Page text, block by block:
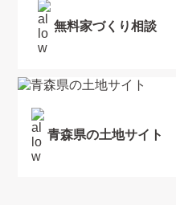
無料家づくり相談
青森県の土地サイト